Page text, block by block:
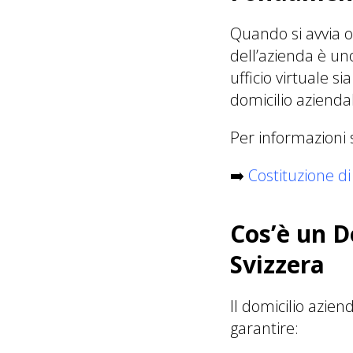
Quando si avvia
dell’azienda è
ufficio virtuale
domicilio
Per informazioni
➡️ Costituzione
Cos’è un
Svizzera
Il domicilio
garantire: